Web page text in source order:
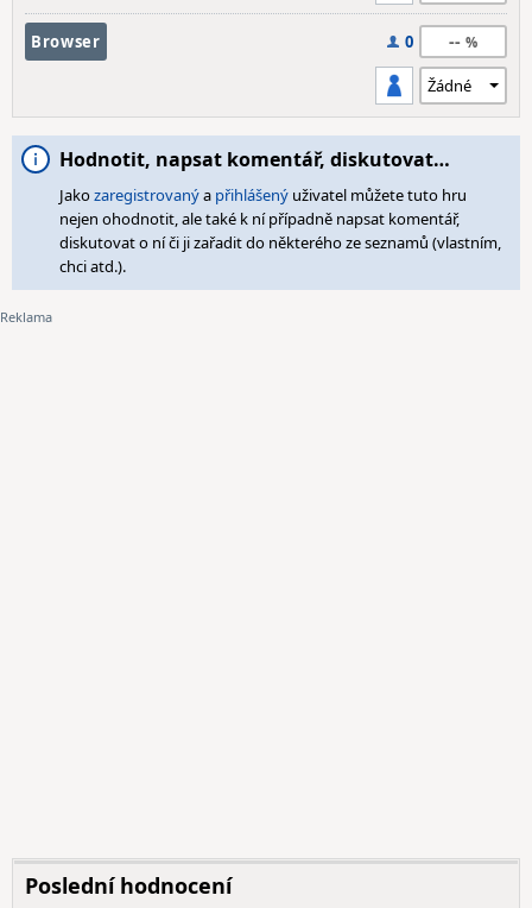
Browser 0 --
Hodnotit, napsat komentář, diskutovat…
Jakozaregistrovanýa přihlášený uživatel můžete tuto hru
nejen ohodnotit, ale také k ní případně napsat komentář,
diskutovat o ní či ji zařadit do některého ze seznamů (vlastním,
chci atd.).
Poslední hodnocení